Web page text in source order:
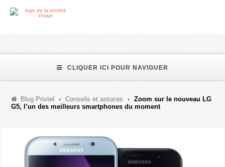
CLIQUER ICI POUR NAVIGUER
Blog Prixtel Conseils et astuces
Zoom sur le nouveau LG
G5, l’un des meilleurs smartphones du moment